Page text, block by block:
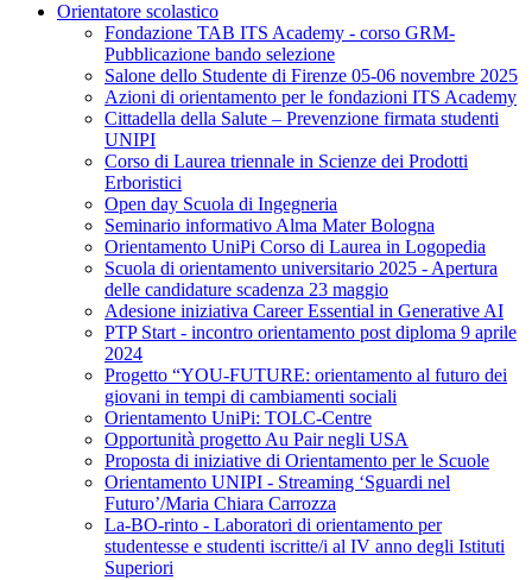
Orientatore scolastico
Fondazione TAB ITS Academy - corso GRM-
Pubblicazione bando selezione
Salone dello Studente di Firenze 05-06 novembre 2025
Azioni di orientamento per le fondazioni ITS Academy
Cittadella della Salute – Prevenzione firmata studenti
UNIPI
Corso di Laurea triennale in Scienze dei Prodotti
Erboristici
Open day Scuola di Ingegneria
Seminario informativo Alma Mater Bologna
Orientamento UniPi Corso di Laurea in Logopedia
Scuola di orientamento universitario 2025 - Apertura
delle candidature scadenza 23 maggio
Adesione iniziativa Career Essential in Generative AI
PTP Start - incontro orientamento post diploma 9 aprile
2024
Progetto “YOU-FUTURE: orientamento al futuro dei
giovani in tempi di cambiamenti sociali
Orientamento UniPi: TOLC-Centre
Opportunità progetto Au Pair negli USA
Proposta di iniziative di Orientamento per le Scuole
Orientamento UNIPI - Streaming ‘Sguardi nel
Futuro’/Maria Chiara Carrozza
La-BO-rinto - Laboratori di orientamento per
studentesse e studenti iscritte/i al IV anno degli Istituti
Superiori